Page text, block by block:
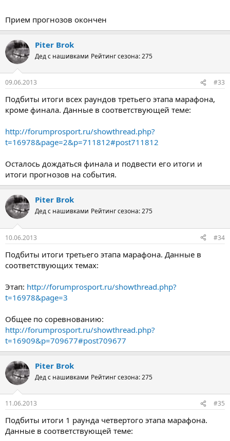
Прием прогнозов окончен
Piter Brok
Дед с нашивками Рейтинг сезона: 275
09.06.2013 #33
Подбиты итоги всех раундов третьего этапа марафона,
кроме финала. Данные в соответствующей теме:
http://forumprosport.ru/showthread.php?
t=16978&page=2&p=711812#post711812
Осталось дождаться финала и подвести его итоги и
итоги прогнозов на события.
Piter Brok
Дед с нашивками Рейтинг сезона: 275
10.06.2013 #34
Подбиты итоги третьего этапа марафона. Данные в
соответствующих темах:
Этап: http://forumprosport.ru/showthread.php?
t=16978&page=3
Общее по соревнованию:
http://forumprosport.ru/showthread.php?
t=16909&p=709677#post709677
Piter Brok
Дед с нашивками Рейтинг сезона: 275
11.06.2013 #35
Подбиты итоги 1 раунда четвертого этапа марафона.
Данные в соответствующей теме: